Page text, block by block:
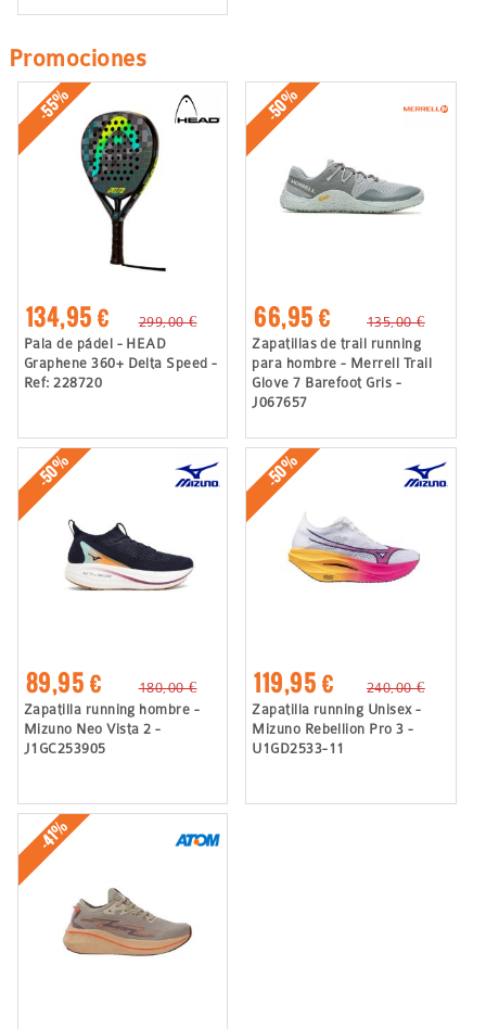
Promociones
-55%
134,95 €
299,00 €
Pala de pádel - HEAD
Graphene 360+ Delta Speed -
Ref: 228720
-50%
66,95 €
135,00 €
Zapatillas de trail running
para hombre - Merrell Trail
Glove 7 Barefoot Gris -
J067657
-50%
89,95 €
180,00 €
Zapatilla running hombre -
Mizuno Neo Vista 2 -
J1GC253905
-50%
119,95 €
240,00 €
Zapatilla running Unisex -
Mizuno Rebellion Pro 3 -
U1GD2533-11
-41%